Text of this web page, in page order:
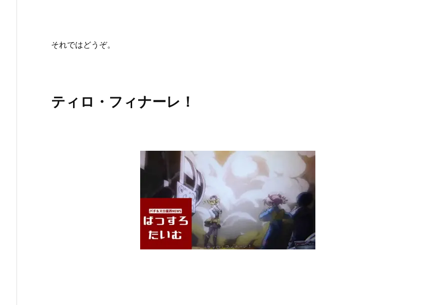
それではどうぞ。
ティロ・フィナーレ！